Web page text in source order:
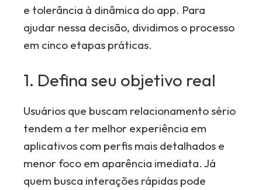
e tolerância à dinâmica do app. Para
ajudar nessa decisão, dividimos o processo
em cinco etapas práticas.
1. Defina seu objetivo real
Usuários que buscam relacionamento sério
tendem a ter melhor experiência em
aplicativos com perfis mais detalhados e
menor foco em aparência imediata. Já
quem busca interações rápidas pode